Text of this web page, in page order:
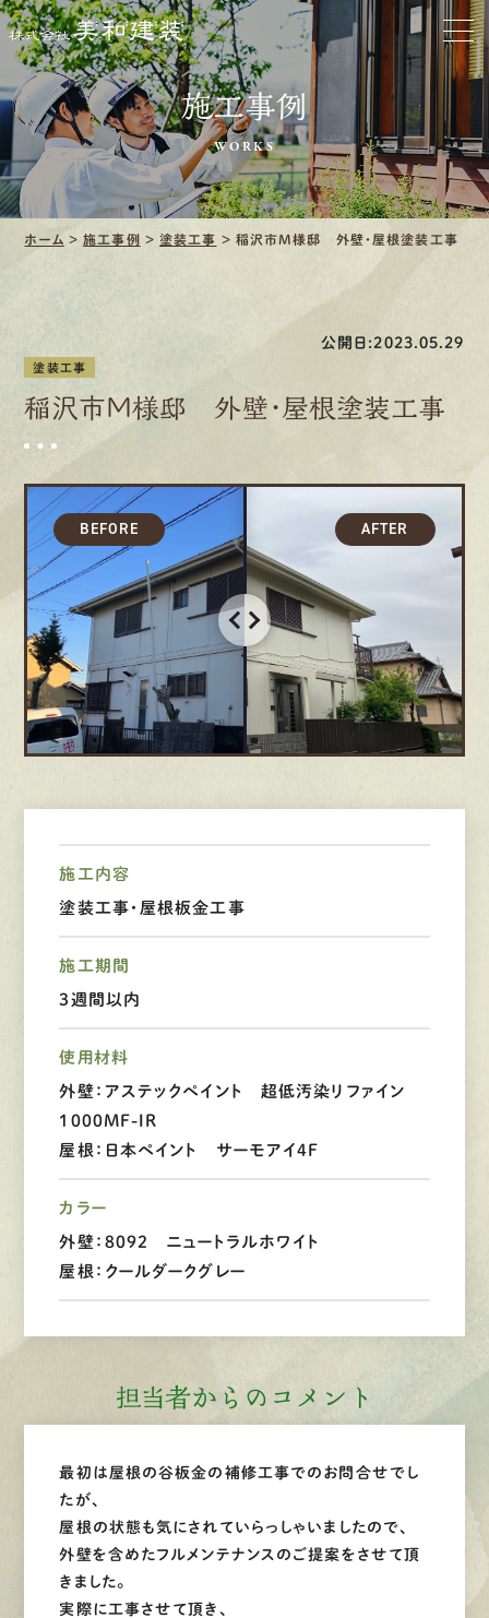
お家をきれいに
会社をきれいに
クリーニング
施工事例
会社案内
採用情報
募集要項
先輩インタビュー
エントリー
有資格者が、無料建物診断いたします!!
0120-44-2605
施工事例
WORKS
ホーム >施工事例 >塗装工事 > 稲沢市M様邸 外壁・屋根塗装工事
公開日:2023.05.29
塗装工事
稲沢市M様邸 外壁・屋根塗装工事
施工内容
塗装工事・屋根板金工事
施工期間
3週間以内
使用材料
外壁：アステックペイント 超低汚染リファイン
1000MF-IR
屋根：日本ペイント サーモアイ4F
カラー
外壁：8092 ニュートラルホワイト
屋根：クールダークグレー
担当者からのコメント
最初は屋根の谷板金の補修工事でのお問合せでし
たが、
屋根の状態も気にされていらっしゃいましたので、
外壁を含めたフルメンテナンスのご提案をさせて頂
きました。
実際に工事させて頂き、